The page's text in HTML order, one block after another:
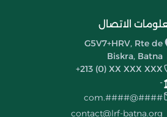
الاتصال
G5V7+HRV, Rte de
Biskra, Batna
+213 (0) XX XXX XXX
-
####@####.com
contact@lrf-batna.org